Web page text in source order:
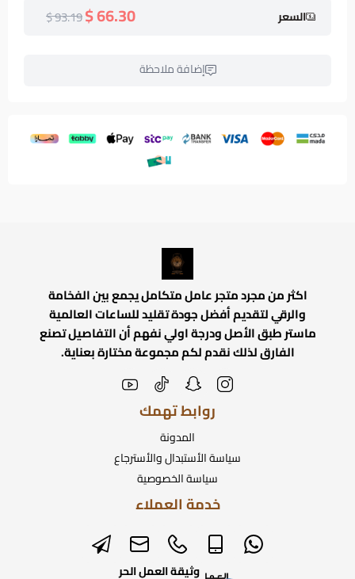
السعر 66.30 $
93.19 $
إضافة ملاحظة
اكثر من مجرد متجر عامل متكامل يجمع بين الفخامة
والرقي لتقديم أفضل جودة تقليد للساعات العالمية
ماستر طبق الأصل ودرجة اولي نفهم أن التفاصيل تصنع
الفارق لذلك نقدم لكم مجموعة مختارة بعناية.
روابط تهمك
المدونة
سياسة الأستبدال والأسترجاع
سياسة الخصوصية
خدمة العملاء
وثيقة العمل الحر